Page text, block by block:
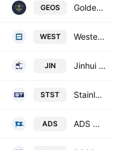
GEOS Golden Energy Offshore Services ASA
WEST Western Bulk Chartering AS
JIN Jinhui Shipping & Transportation Ltd.
STST Stainless Tankers ASA
ADS ADS Maritime Holding Plc